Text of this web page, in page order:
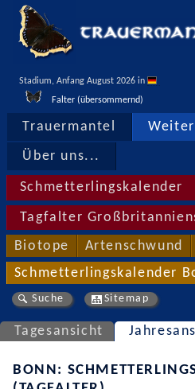
Stadium, Anfang August 2026 in
Falter (übersommernd)
Trauermantel
Über uns...
Schmetterlingskalender
Tagfalter
Biotope Artenschwund
Schmetterlingskalender
Suche Sitemap
Tagesansicht
BONN: